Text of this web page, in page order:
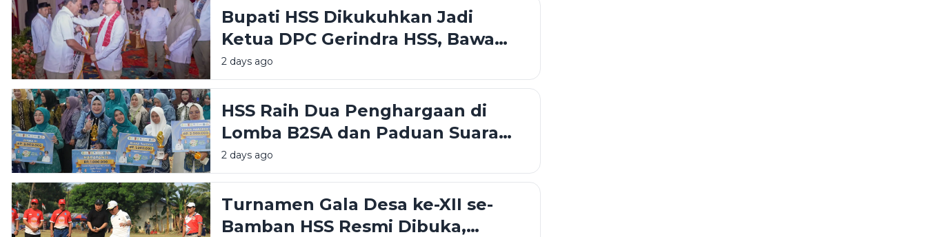
Bupati HSS Dikukuhkan Jadi
Ketua DPC Gerindra HSS, Bawa
Amanah Baru Perkuat Konsolidasi
2 days ago
HSS Raih Dua Penghargaan di
Lomba B2SA dan Paduan Suara
Mars PKK Kalsel 2026
2 days ago
Turnamen Gala Desa ke-XII se-
Bamban HSS Resmi Dibuka,